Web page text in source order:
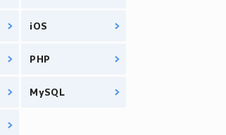
iOS
PHP
MySQL